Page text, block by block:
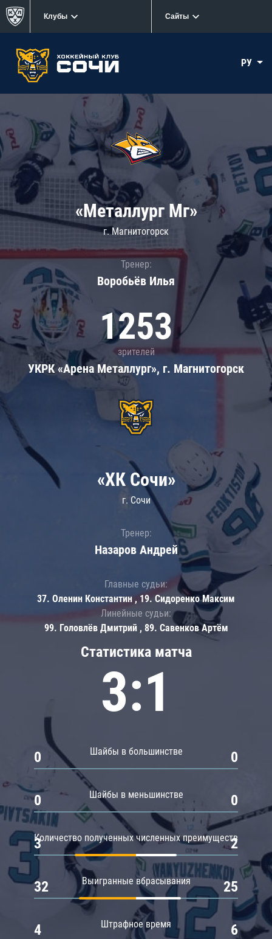
Клубы Сайты
РУ
«Металлург Мг»
г. Магнитогорск
Тренер:
Воробьёв Илья
1253
зрителей
УКРК «Арена Металлург», г. Магнитогорск
Статистика матча
3:1
Шайбы в большинстве
0 0
Шайбы в меньшинстве
0 0
Количество полученных численных преимуществ
3 2
Выигранные вбрасывания
32 25
Штрафное время
4 6
«ХК Сочи»
г. Сочи
Тренер:
Назаров Андрей
Главные судьи:
37. Оленин Константин , 19. Сидоренко Максим
Линейные судьи:
99. Головлёв Дмитрий , 89. Савенков Артём